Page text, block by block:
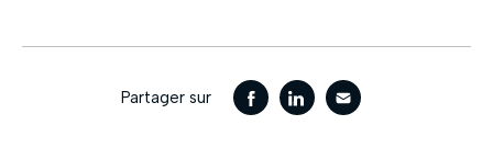
Partager sur